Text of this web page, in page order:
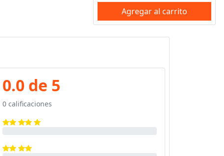
Agregar al carrito
0.0 de 5
0 calificaciones